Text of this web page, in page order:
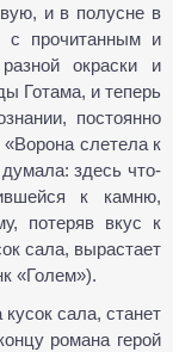
и в полусне в
с прочитанным и
окраски и
Готама, и теперь
постоянно
слетела к
здесь что-
к камню,
потеряв вкус к
сала, вырастает
«Голем»).
сала, станет
романа герой